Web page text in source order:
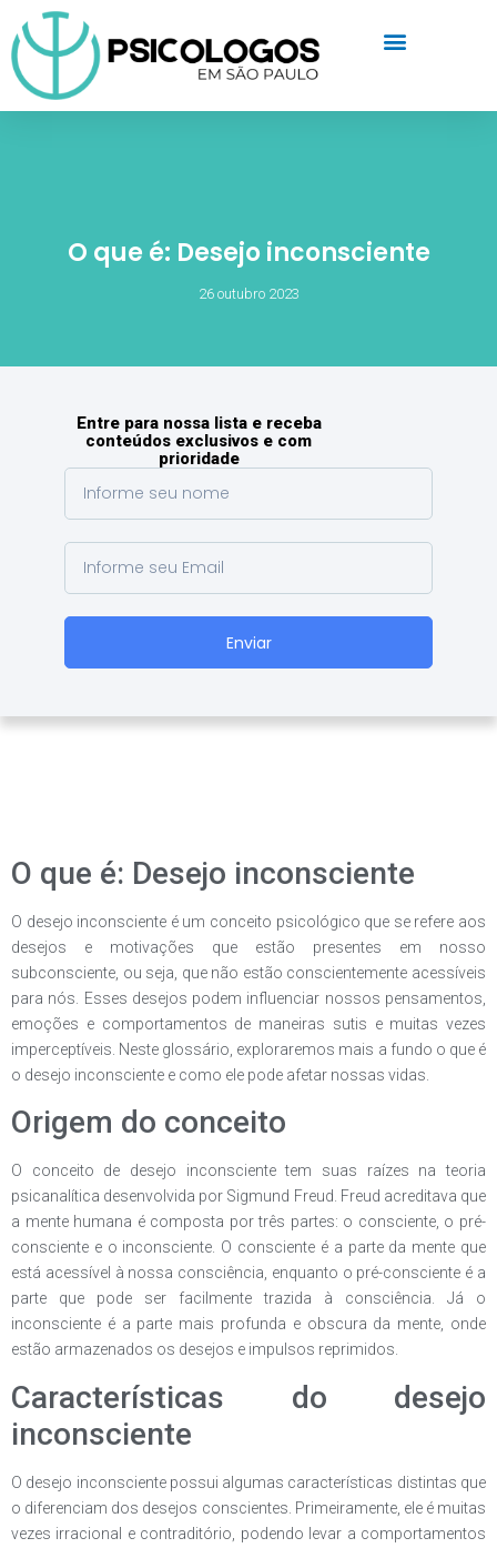
O que é: Desejo inconsciente
26 outubro 2023
Enviar
Entre para nossa lista e receba
conteúdos exclusivos e com
prioridade
O que é: Desejo inconsciente
O desejo inconsciente é um conceito psicológico que se refere aos
desejos e motivações que estão presentes em nosso
subconsciente, ou seja, que não estão conscientemente acessíveis
para nós. Esses desejos podem influenciar nossos pensamentos,
emoções e comportamentos de maneiras sutis e muitas vezes
imperceptíveis. Neste glossário, exploraremos mais a fundo o que é
o desejo inconsciente e como ele pode afetar nossas vidas.
Origem do conceito
O conceito de desejo inconsciente tem suas raízes na teoria
psicanalítica desenvolvida por Sigmund Freud. Freud acreditava que
a mente humana é composta por três partes: o consciente, o pré-
consciente e o inconsciente. O consciente é a parte da mente que
está acessível à nossa consciência, enquanto o pré-consciente é a
parte que pode ser facilmente trazida à consciência. Já o
inconsciente é a parte mais profunda e obscura da mente, onde
estão armazenados os desejos e impulsos reprimidos.
Características do desejo
inconsciente
O desejo inconsciente possui algumas características distintas que
o diferenciam dos desejos conscientes. Primeiramente, ele é muitas
vezes irracional e contraditório, podendo levar a comportamentos